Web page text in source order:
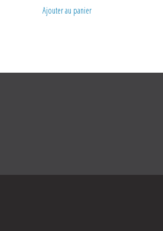
Ajouter au panier